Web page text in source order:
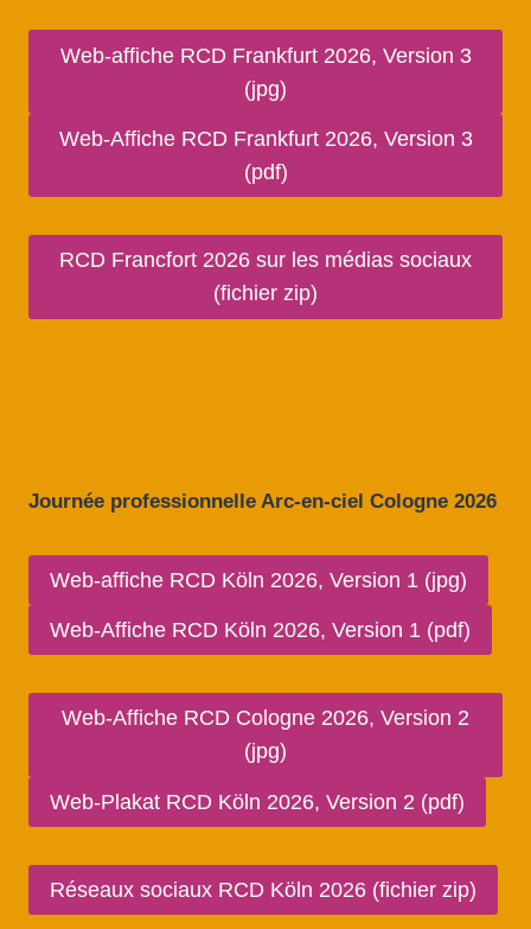
Web-affiche RCD Frankfurt 2026, Version 3
(jpg)
Web-Affiche RCD Frankfurt 2026, Version 3
(pdf)
RCD Francfort 2026 sur les médias sociaux
(fichier zip)
Journée professionnelle Arc-en-ciel Cologne 2026
Web-affiche RCD Köln 2026, Version 1 (jpg)
Web-Affiche RCD Köln 2026, Version 1 (pdf)
Web-Affiche RCD Cologne 2026, Version 2
(jpg)
Web-Plakat RCD Köln 2026, Version 2 (pdf)
Réseaux sociaux RCD Köln 2026 (fichier zip)